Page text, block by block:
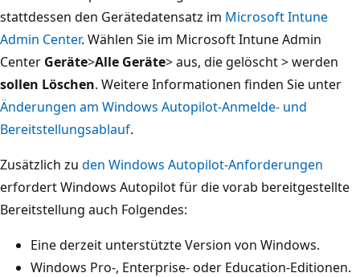
stattdessen den Gerätedatensatz im Microsoft Intune
Admin Center. Wählen Sie im Microsoft Intune Admin
Center Geräte>Alle Geräte> aus, die gelöscht > werden
sollen Löschen. Weitere Informationen finden Sie unter
Änderungen am Windows Autopilot-Anmelde- und
Bereitstellungsablauf.
Zusätzlich zu den Windows Autopilot-Anforderungen
erfordert Windows Autopilot für die vorab bereitgestellte
Bereitstellung auch Folgendes:
Eine derzeit unterstützte Version von Windows.
Windows Pro-, Enterprise- oder Education-Editionen.